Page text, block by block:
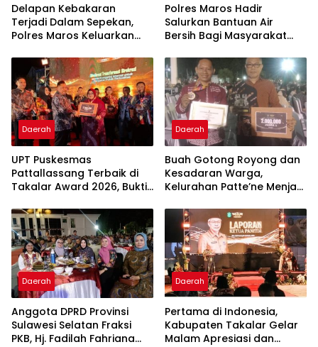
Delapan Kebakaran
Terjadi Dalam Sepekan,
Polres Maros Keluarkan
Masyarakat
Polres Maros Hadir
Salurkan Bantuan Air
Bersih Bagi Masyarakat
Di Maros
Daerah
UPT Puskesmas
Pattallassang Terbaik di
Takalar Award 2026, Bukti
Pelayanan Kesehatan
Berkualitas
Daerah
Buah Gotong Royong dan
Kesadaran Warga,
Kelurahan Patte’ne Menjadi
2026
Daerah
Anggota DPRD Provinsi
Sulawesi Selatan Fraksi
PKB, Hj. Fadilah Fahriana
Daerah
Pertama di Indonesia,
Kabupaten Takalar Gelar
Malam Apresiasi dan